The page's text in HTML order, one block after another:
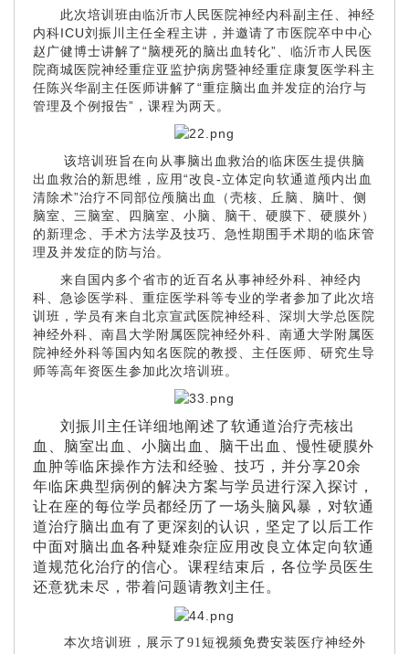
此次培训班由临沂市人民医院神经内科副主任、神经
内科ICU刘振川主任全程主讲，并邀请了市医院卒中中心
赵广健博士讲解了“脑梗死的脑出血转化”、临沂市人民医
院商城医院神经重症亚监护病房暨神经重症康复医学科主
任陈兴华副主任医师讲解了“重症脑出血并发症的治疗与
管理及个例报告”，课程为两天。
该培训班旨在向从事脑出血救治的临床医生提供脑
出血救治的新思维，应用“改良-立体定向软通道颅内出血
清除术”治疗不同部位颅脑出血（壳核、丘脑、脑叶、侧
脑室、三脑室、四脑室、小脑、脑干、硬膜下、硬膜外）
的新理念、手术方法学及技巧、急性期围手术期的临床管
理及并发症的防与治。
来自国内多个省市的近百名从事神经外科、神经内
科、急诊医学科、重症医学科等专业的学者参加了此次培
训班，学员有来自北京宣武医院神经科、深圳大学总医院
神经外科、南昌大学附属医院神经外科、南通大学附属医
院神经外科等国内知名医院的教授、主任医师、研究生导
师等高年资医生参加此次培训班。
刘振川主任详细地阐述了软通道治疗壳核出
血、脑室出血、小脑出血、脑干出血、慢性硬膜外
血肿等临床操作方法和经验、技巧，并分享20余
年临床典型病例的解决方案与学员进行深入探讨，
让在座的每位学员都经历了一场头脑风暴，对软通
道治疗脑出血有了更深刻的认识，坚定了以后工作
中面对脑出血各种疑难杂症应用改良立体定向软通
道规范化治疗的信心。课程结束后，各位学员医生
还意犹未尽，带着问题请教刘主任。
本次培训班，展示了91短视频免费安装医疗神经外